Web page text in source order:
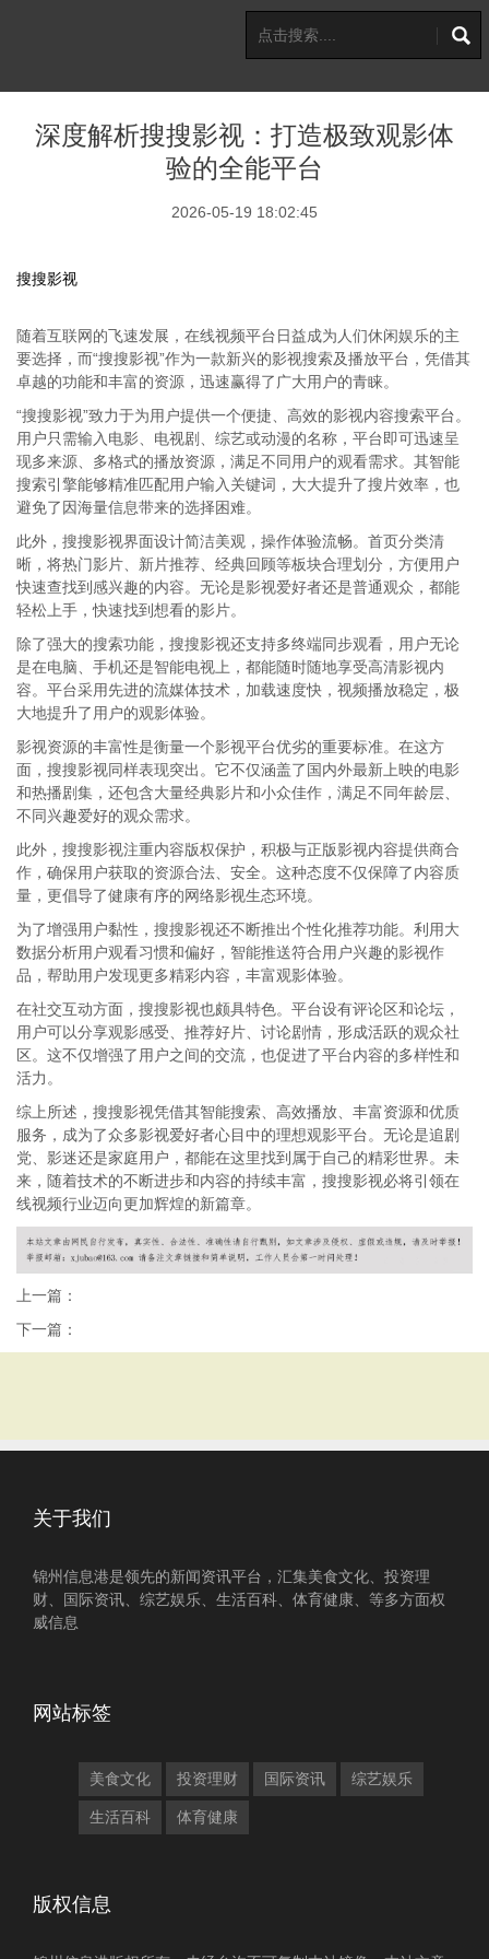
深度解析搜搜影视：打造极致观影体
验的全能平台
2026-05-19 18:02:45
搜搜影视
随着互联网的飞速发展，在线视频平台日益成为人们休闲娱乐的主
要选择，而“搜搜影视”作为一款新兴的影视搜索及播放平台，凭借其
卓越的功能和丰富的资源，迅速赢得了广大用户的青睐。
“搜搜影视”致力于为用户提供一个便捷、高效的影视内容搜索平台。
用户只需输入电影、电视剧、综艺或动漫的名称，平台即可迅速呈
现多来源、多格式的播放资源，满足不同用户的观看需求。其智能
搜索引擎能够精准匹配用户输入关键词，大大提升了搜片效率，也
避免了因海量信息带来的选择困难。
此外，搜搜影视界面设计简洁美观，操作体验流畅。首页分类清
晰，将热门影片、新片推荐、经典回顾等板块合理划分，方便用户
快速查找到感兴趣的内容。无论是影视爱好者还是普通观众，都能
轻松上手，快速找到想看的影片。
除了强大的搜索功能，搜搜影视还支持多终端同步观看，用户无论
是在电脑、手机还是智能电视上，都能随时随地享受高清影视内
容。平台采用先进的流媒体技术，加载速度快，视频播放稳定，极
大地提升了用户的观影体验。
影视资源的丰富性是衡量一个影视平台优劣的重要标准。在这方
面，搜搜影视同样表现突出。它不仅涵盖了国内外最新上映的电影
和热播剧集，还包含大量经典影片和小众佳作，满足不同年龄层、
不同兴趣爱好的观众需求。
此外，搜搜影视注重内容版权保护，积极与正版影视内容提供商合
作，确保用户获取的资源合法、安全。这种态度不仅保障了内容质
量，更倡导了健康有序的网络影视生态环境。
为了增强用户黏性，搜搜影视还不断推出个性化推荐功能。利用大
数据分析用户观看习惯和偏好，智能推送符合用户兴趣的影视作
品，帮助用户发现更多精彩内容，丰富观影体验。
在社交互动方面，搜搜影视也颇具特色。平台设有评论区和论坛，
用户可以分享观影感受、推荐好片、讨论剧情，形成活跃的观众社
区。这不仅增强了用户之间的交流，也促进了平台内容的多样性和
活力。
综上所述，搜搜影视凭借其智能搜索、高效播放、丰富资源和优质
服务，成为了众多影视爱好者心目中的理想观影平台。无论是追剧
党、影迷还是家庭用户，都能在这里找到属于自己的精彩世界。未
来，随着技术的不断进步和内容的持续丰富，搜搜影视必将引领在
线视频行业迈向更加辉煌的新篇章。
上一篇：
下一篇：
关于我们
锦州信息港是领先的新闻资讯平台，汇集美食文化、投资理
财、国际资讯、综艺娱乐、生活百科、体育健康、等多方面权
威信息
网站标签
美食文化 投资理财 国际资讯 综艺娱乐
生活百科 体育健康
版权信息